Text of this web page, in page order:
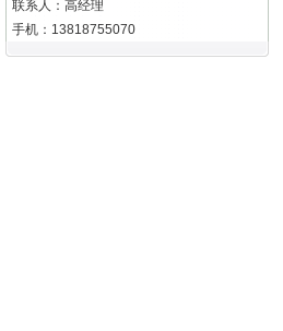
联系人：高经理
手机：13818755070